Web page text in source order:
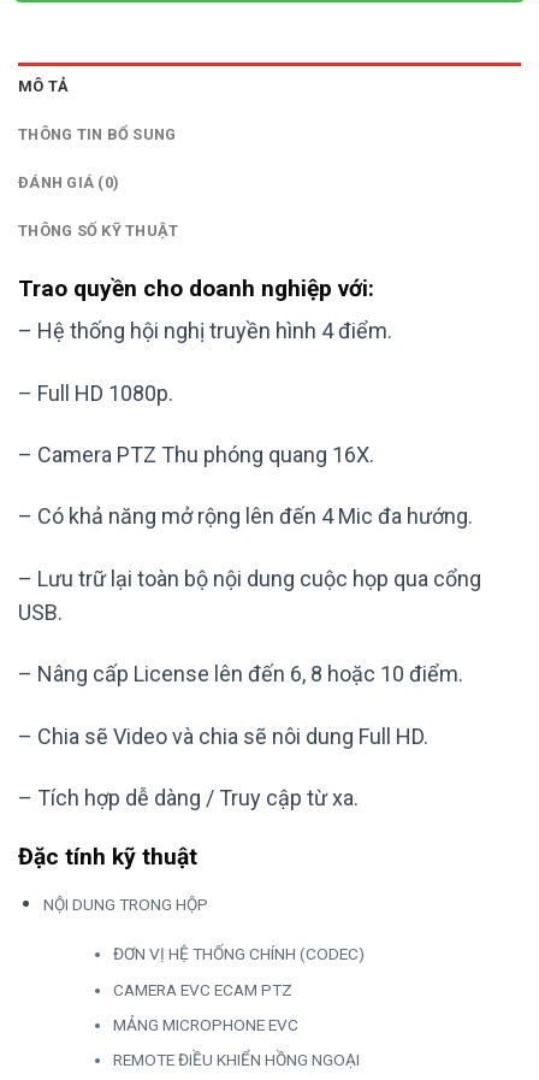
MÔ TẢ
THÔNG TIN BỔ SUNG
ĐÁNH GIÁ (0)
THÔNG SỐ KỸ THUẬT
Trao quyền cho doanh nghiệp với:
– Hệ thống hội nghị truyền hình 4 điểm.
– Full HD 1080p.
– Camera PTZ Thu phóng quang 16X.
– Có khả năng mở rộng lên đến 4 Mic đa hướng.
– Lưu trữ lại toàn bộ nội dung cuộc họp qua cổng
USB.
– Nâng cấp License lên đến 6, 8 hoặc 10 điểm.
– Chia sẽ Video và chia sẽ nôi dung Full HD.
– Tích hợp dễ dàng / Truy cập từ xa.
Đặc tính kỹ thuật
NỘI DUNG TRONG HỘP
ĐƠN VỊ HỆ THỐNG CHÍNH (CODEC)
CAMERA EVC ECAM PTZ
MẢNG MICROPHONE EVC
REMOTE ĐIỀU KHIỂN HỒNG NGOẠI